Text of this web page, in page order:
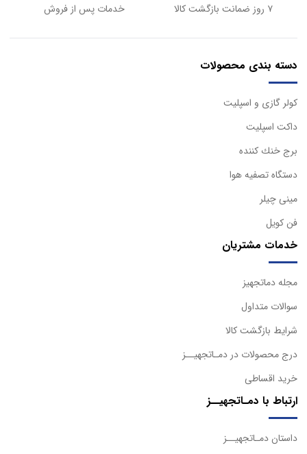
۷ روز ضمانت بازگشت کالا خدمات پس از فروش
دسته بندی محصولات
كولر گازی و اسپليت
داكت اسپليت
برج خنك كننده
دستگاه تصفيه هوا
مینی چیلر
فن کویل
خدمات مشتریان
مجله دماتجهیز
سوالات متداول
شرایط بازگشت کالا
درج محصولات در دمـاتجهیــز
خرید اقساطی
ارتباط با دمـاتجهیــز
داستان دمـاتجهیــز